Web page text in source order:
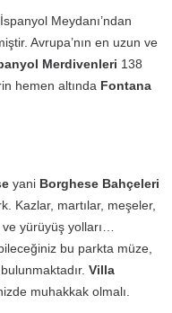
Meydanı’ndan
Avrupa’nın en uzun ve
Merdivenleri 138
hemen altında Fontana
yani Borghese Bahçeleri
Kazlar, martılar, meşeler,
yürüyüş yolları…
bu parkta müze,
Villa
muhakkak olmalı.